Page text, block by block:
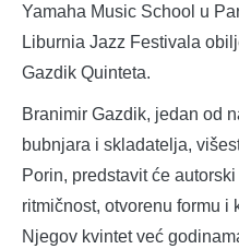
Yamaha Music School u
Liburnia Jazz Festivala
Gazdik Quinteta.
Branimir Gazdik, jedan od
bubnjara i skladatelja,
Porin, predstavit će
ritmičnost, otvorenu formu i
Njegov kvintet već